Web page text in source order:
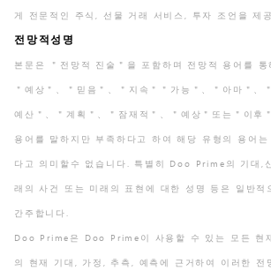
게 전문적인 주식, 선물 거래 서비스, 투자 조언을 제
전망적성명
본문은 ＂전망적 진술＂을 포함하며 전망적 용어를 통
＂예상＂、＂믿음＂、＂지속＂＂가능＂、＂아마＂、
예산＂、＂계획＂、＂잠재적＂、＂예상＂또는＂이후
용어를 말하지만 부족하다고 하여 해당 유형의 용어
다고 의미할수 없습니다. 특별히 Doo Prime의 기대,
래의 사건 또는 미래의 표현에 대한 성명 등은 일반적
간주합니다.
Doo Prime은 Doo Prime이 사용할 수 있는 모든 현
의 현재 기대, 가정, 추측, 예측에 근거하여 이러한 전